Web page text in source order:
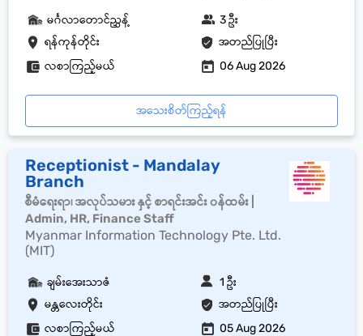
ရန်ကုန်တိုင်း အတည်ပြုပြီး
မင်္ဂလာတောင်ညွှန့် 3 ဦး
လစာကြည့်မယ် 06 Aug 2026
အသေးစိတ်ကြည့်ရန်
Receptionist - Mandalay
Branch
စီမံရေးရာ၊ အလုပ်သမား နှင့် စာရင်းအင်း ၀န်ထမ်း |
Admin, HR, Finance Staff
Myanmar Information Technology Pte. Ltd.
(MIT)
မန္တလေးတိုင်း အတည်ပြုပြီး
ချမ်းအေးသာဇံ 1 ဦး
လစာကြည့်မယ် 05 Aug 2026